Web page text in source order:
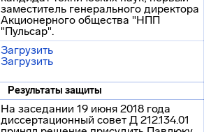
заместитель генерального директора
Акционерного общества "НПП
"Пульсар".
Загрузить
Загрузить
Результаты защиты
На заседании 19 июня 2018 года
диссертационный совет Д 212.134.01